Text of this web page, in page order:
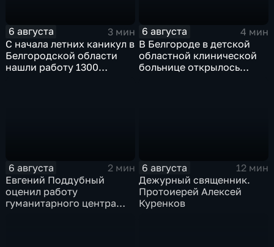
6 августа
3 мин
С начала летних каникул в
Белгородской области
нашли работу 1300
6 августа
4 мин
В Белгороде в детской
областной клинической
больнице открылось
6 августа
2 мин
Евгений Поддубный
оценил работу
гуманитарного центра
6 августа
12 мин
Дежурный священник.
Протоиерей Алексей
Куренков